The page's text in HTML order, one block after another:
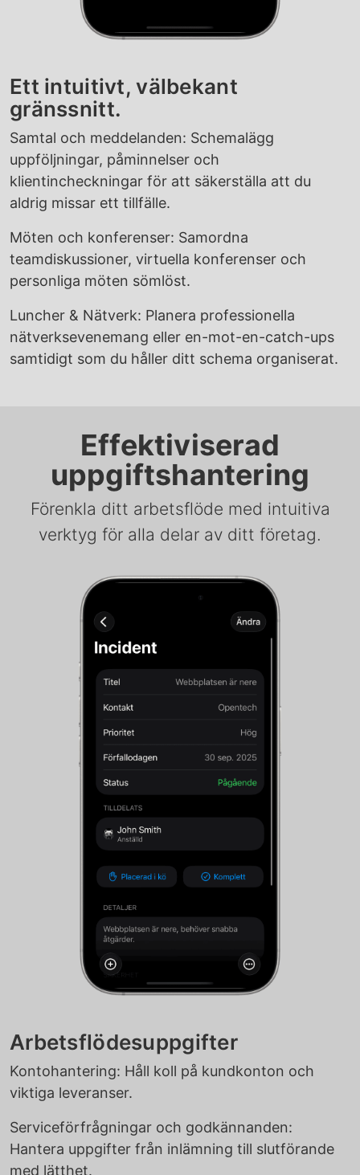
Ett intuitivt, välbekant
gränssnitt.
Samtal och meddelanden: Schemalägg
uppföljningar, påminnelser och
klientincheckningar för att säkerställa att du
aldrig missar ett tillfälle.
Möten och konferenser: Samordna
teamdiskussioner, virtuella konferenser och
personliga möten sömlöst.
Luncher & Nätverk: Planera professionella
nätverksevenemang eller en-mot-en-catch-ups
samtidigt som du håller ditt schema organiserat.
Effektiviserad
uppgiftshantering
Förenkla ditt arbetsflöde med intuitiva
verktyg för alla delar av ditt företag.
Arbetsflödesuppgifter
Kontohantering: Håll koll på kundkonton och
viktiga leveranser.
Serviceförfrågningar och godkännanden:
Hantera uppgifter från inlämning till slutförande
med lätthet.